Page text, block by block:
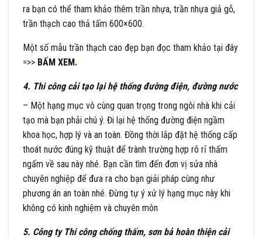
ra bạn có thể tham khảo thêm trần nhựa, trần nhựa giả gỗ,
trần thạch cao thả tấm 600×600.
Một số mẫu trần thạch cao đẹp bạn đọc tham khảo tại đây
=>> BẤM XEM.
4. Thi công cải tạo lại hệ thống đường điện, đường nước
– Một hạng mục vô cùng quan trọng trong ngôi nhà khi cải
tạo mà bạn phải chú ý. Đi lại hệ thống đường điện ngầm
khoa học, hợp lý và an toàn. Đồng thời lắp đặt hệ thống cấp
thoát nước đúng kỹ thuật để trành trường hợp rõ rỉ thấm
ngấm về sau này nhé. Bạn cần tìm đến đơn vị sửa nhà
chuyên nghiệp để đưa ra cho bạn giải pháp cùng như
phương án an toàn nhé. Đừng tự ý xử lý hạng mục này khi
không có kinh nghiệm và chuyên môn
5. Công ty Thi công chống thấm, sơn bả hoàn thiện cải